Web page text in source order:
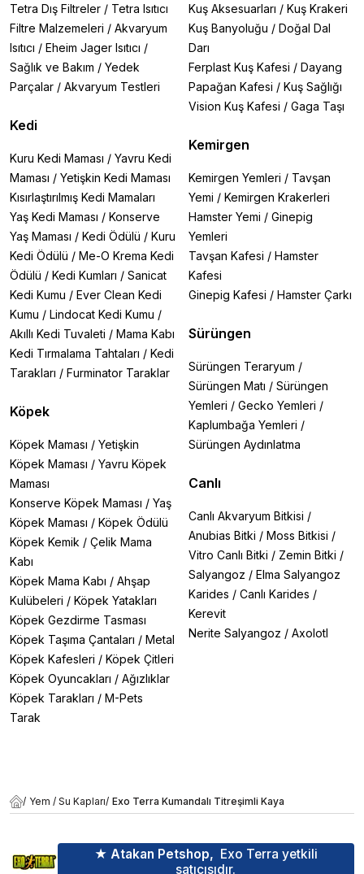
Tetra Dış Filtreler / Tetra Isıtıcı
Filtre Malzemeleri / Akvaryum
Isıtıcı / Eheim Jager Isıtıcı /
Sağlık ve Bakım / Yedek
Parçalar / Akvaryum Testleri
Kedi
Kuru Kedi Maması / Yavru Kedi
Maması / Yetişkin Kedi Maması
Kısırlaştırılmış Kedi Mamaları
Yaş Kedi Maması / Konserve
Yaş Maması / Kedi Ödülü / Kuru
Kedi Ödülü / Me-O Krema Kedi
Ödülü / Kedi Kumları / Sanicat
Kedi Kumu / Ever Clean Kedi
Kumu / Lindocat Kedi Kumu /
Akıllı Kedi Tuvaleti / Mama Kabı
Kedi Tırmalama Tahtaları / Kedi
Tarakları / Furminator Taraklar
Köpek
Köpek Maması / Yetişkin
Köpek Maması / Yavru Köpek
Maması
Konserve Köpek Maması / Yaş
Köpek Maması / Köpek Ödülü
Köpek Kemik / Çelik Mama
Kabı
Köpek Mama Kabı / Ahşap
Kulübeleri / Köpek Yatakları
Köpek Gezdirme Tasması
Köpek Taşıma Çantaları / Metal
Köpek Kafesleri / Köpek Çitleri
Köpek Oyuncakları / Ağızlıklar
Köpek Tarakları / M-Pets
Tarak
Kuş Aksesuarları / Kuş Krakeri
Kuş Banyoluğu / Doğal Dal
Darı
Ferplast Kuş Kafesi / Dayang
Papağan Kafesi / Kuş Sağlığı
Vision Kuş Kafesi / Gaga Taşı
Kemirgen
Kemirgen Yemleri / Tavşan
Yemi / Kemirgen Krakerleri
Hamster Yemi / Ginepig
Yemleri
Tavşan Kafesi / Hamster
Kafesi
Ginepig Kafesi / Hamster Çarkı
Sürüngen
Sürüngen Teraryum /
Sürüngen Matı / Sürüngen
Yemleri / Gecko Yemleri /
Kaplumbağa Yemleri /
Sürüngen Aydınlatma
Canlı
Canlı Akvaryum Bitkisi /
Anubias Bitki / Moss Bitkisi /
Vitro Canlı Bitki / Zemin Bitki /
Salyangoz / Elma Salyangoz
Karides / Canlı Karides /
Kerevit
Nerite Salyangoz / Axolotl
/ Yem / Su Kapları/ Exo Terra Kumandalı Titreşimli Kaya
★ Atakan Petshop, Exo Terra yetkili
satıcısıdır.